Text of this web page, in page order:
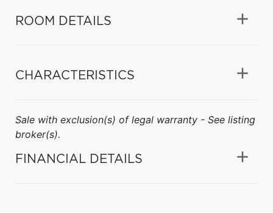
ROOM DETAILS
CHARACTERISTICS
Sale with exclusion(s) of legal warranty - See listing
broker(s).
FINANCIAL DETAILS